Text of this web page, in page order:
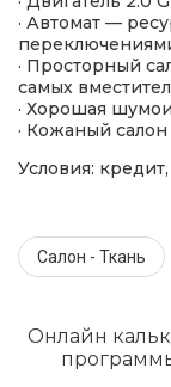
· Автомат —
· Просторный
самых
· Хорошая
· Кожаный
Условия:
Салон - Ткань
Онлайн